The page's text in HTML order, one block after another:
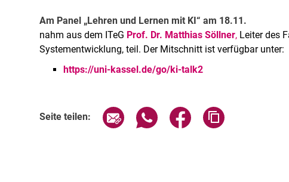
Am Panel „Lehren und Lernen mit KI“ am 18.11.
nahm aus dem ITeG Prof. Dr. Matthias Söllner, Leiter des
Systementwicklung, teil. Der Mitschnitt ist verfügbar unter:
https://uni-kassel.de/go/ki-talk2
Seite teilen: Seite über E-Mail teilen
Seite über WhatsApp teilen
Seite über Facebook